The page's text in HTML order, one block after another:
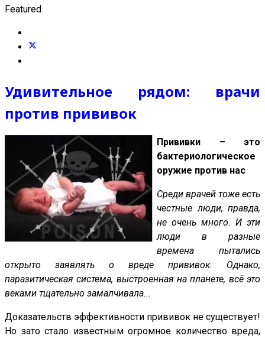
Featured
Удивительное рядом: врачи
против прививок
Прививки – это
бактериологическое
оружие против нас
Среди врачей тоже есть
честные люди, правда,
не очень много. И эти
люди в разные
времена пытались
открыто заявлять о вреде прививок. Однако,
паразитическая система, выстроенная на планете, всё это
веками тщательно замалчивала...
Доказательств эффективности прививок не существует!
Но зато стало известным огромное количество вреда,